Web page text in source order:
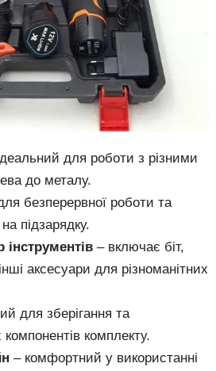
для роботи з різними
до металу.
безперервної роботи та
підзарядку.
інструментів – включає біт,
аксесуари для різноманітних
для зберігання та
комплекту.
– комфортний у використанні